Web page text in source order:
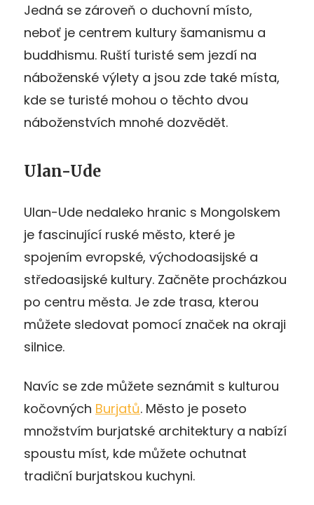
Jedná se zároveň o duchovní místo,
neboť je centrem kultury šamanismu a
buddhismu. Ruští turisté sem jezdí na
náboženské výlety a jsou zde také místa,
kde se turisté mohou o těchto dvou
náboženstvích mnohé dozvědět.
Ulan-Ude
Ulan-Ude nedaleko hranic s Mongolskem
je fascinující ruské město, které je
spojením evropské, východoasijské a
středoasijské kultury. Začněte procházkou
po centru města. Je zde trasa, kterou
můžete sledovat pomocí značek na okraji
silnice.
Navíc se zde můžete seznámit s kulturou
kočovných Burjatů. Město je poseto
množstvím burjatské architektury a nabízí
spoustu míst, kde můžete ochutnat
tradiční burjatskou kuchyni.